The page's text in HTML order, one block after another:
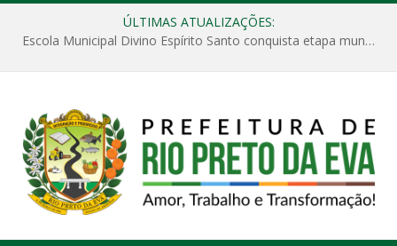
ÚLTIMAS ATUALIZAÇÕES:
Escola Municipal Divino Espírito Santo conquista etapa municipal da V Feira Amazonense de Matemática